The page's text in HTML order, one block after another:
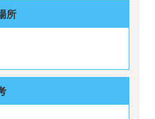
所